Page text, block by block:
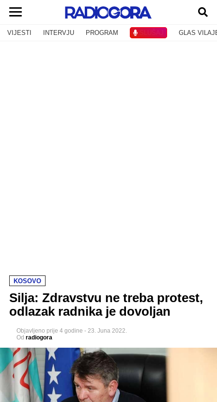
VIJESTI INTERVJU PROGRAM SLUŠAJ GLAS
KOSOVO
Silja: Zdravstvu ne treba protest,
odlazak radnika je dovoljan
Objavljeno prije 4 godine - 23. Juna 2022.
Od radiogora